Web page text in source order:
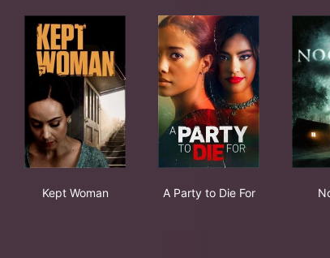
Kept Woman
A Party to Die For